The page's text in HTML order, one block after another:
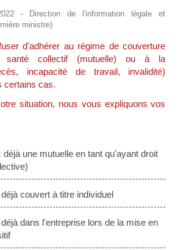
- Direction de l'information légale et
ministre)
d'adhérer au régime de couverture
santé collectif (mutuelle) ou à la
incapacité de travail, invalidité)
certains cas.
situation, nous vous expliquons vos
déjà une mutuelle en tant qu'ayant droit
couvert à titre individuel
dans l'entreprise lors de la mise en